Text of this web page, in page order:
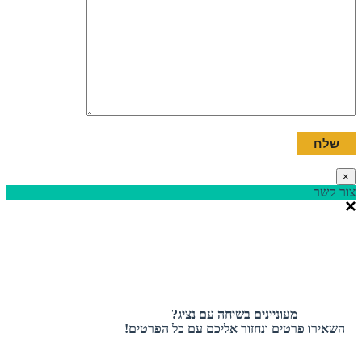
×
צור קשר
מעוניינים בשיחה עם נציג?
השאירו פרטים ונחזור אליכם עם כל הפרטים!